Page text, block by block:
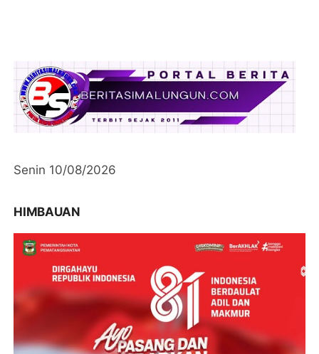
Senin 10/08/2026
HIMBAUAN